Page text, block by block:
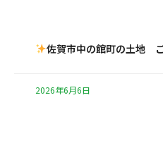
佐賀市中の館町の土地
2026年6月6日